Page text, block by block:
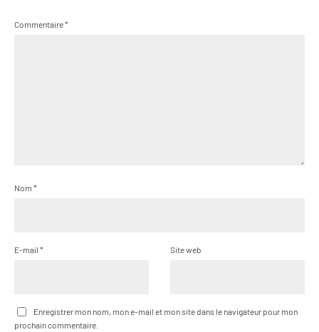
Commentaire*
Nom *
E-mail * Site web
Enregistrer mon nom, mon e-mail et mon site dans le navigateur pour mon
prochain commentaire.